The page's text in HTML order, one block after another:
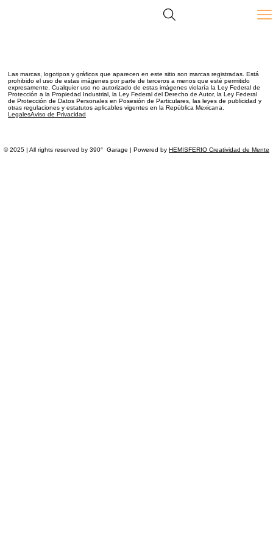
Las marcas, logotipos y gráficos que aparecen en este sitioson marcas registradas. Está
prohibido el uso de estas imágenes por parte de terceros a menos que esté permitido
expresamente. Cualquier uso no autorizado de estas imágenes violaría la Ley Federal de
Protección a la Propiedad Industrial, la Ley Federal del Derecho de Autor, la Ley Federal
de Protección de Datos Personales en Posesión de Particulares, las leyes de publicidad y
otras regulaciones y estatutos aplicables vigentes en la República Mexicana.
LegalesAviso de Privacidad
© 2025 | All rights reserved by 390° Garage | Powered by HEMISFERIO Creatividad de Mente